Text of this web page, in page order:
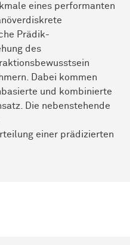
eines performanten
Prädik-
des
Dabei kommen
und kombinierte
Die nebenstehende
einer prädizierten